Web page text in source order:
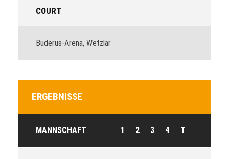
COURT
Buderus-Arena, Wetzlar
ERGEBNISSE
MANNSCHAFT 1 2 3 4 T